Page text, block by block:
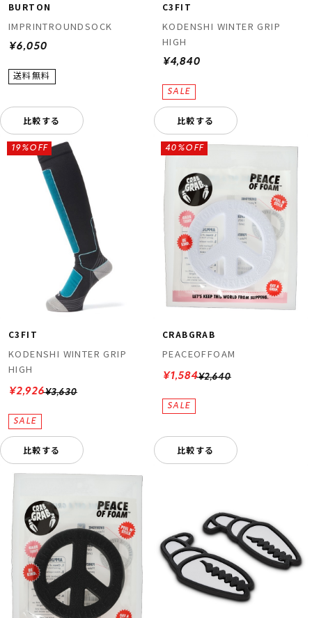
BURTON
IMPRINTROUNDSOCK
¥6,050
比較する
C3FIT
KODENSHI WINTER GRIP
HIGH
¥4,840
比較する
C3FIT
KODENSHI WINTER GRIP
HIGH
¥3,630
19%OFF
¥2,926
比較する
CRABGRAB
PEACEOFFOAM
¥2,640
40%OFF
¥1,584
比較する